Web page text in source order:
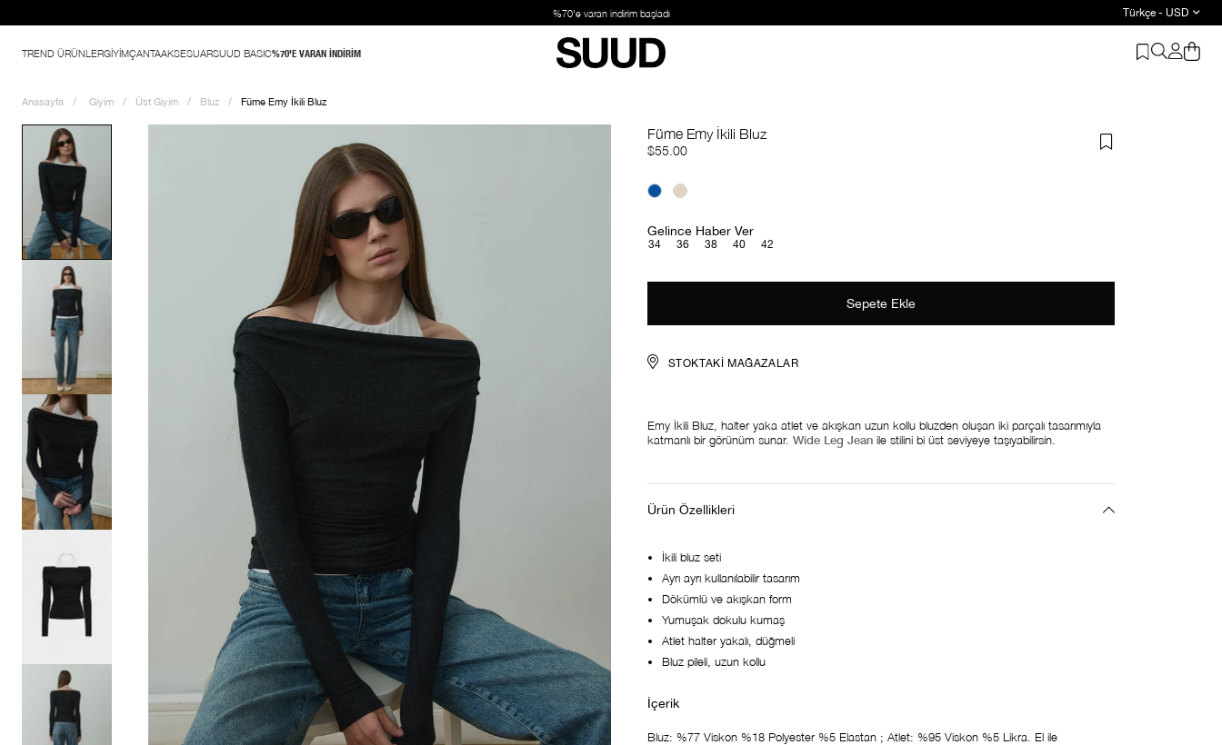
Türkçe - USD
TREND ÜRÜNLERGİYİMÇANTAAKSESUARSUUD BASIC%70'E VARAN İNDİRİM
Anasayfa Giyim Üst Giyim Bluz Füme Emy İkili Bluz
Füme Emy İkili Bluz
$55.00
Gelince Haber Ver
34 36 38 40 42
STOKTAKI MAĞAZALAR
Emy İkili Bluz, halter yaka atlet ve akışkan uzun kollu bluzden oluşan iki parçalı tasarımıyla
katmanlı bir görünüm sunar. Wide Leg Jean ile stilini bi üst seviyeye taşıyabilirsin.
Ürün Özellikleri
İkili bluz seti
Ayrı ayrı kullanılabilir tasarım
Dökümlü ve akışkan form
Yumuşak dokulu kumaş
Atlet halter yakalı, düğmeli
Bluz pileli, uzun kollu
Bluz: %77 Viskon %18 Polyester %5 Elastan ; Atlet: %95 Viskon %5 Likra. El ile